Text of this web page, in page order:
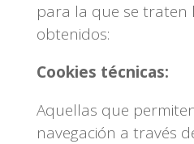
para la que se traten
obtenidos:
Cookies técnicas:
Aquellas que
navegación a través